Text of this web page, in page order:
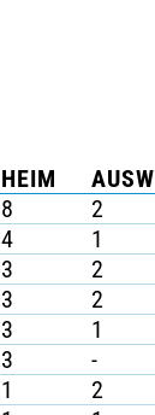
HEIM AUSW
8 2
4 1
3 2
3 2
3 1
3 -
1 2